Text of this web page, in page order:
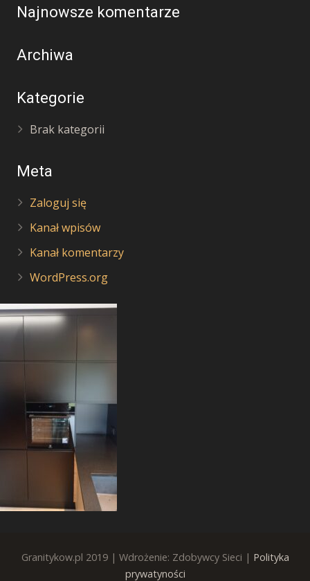
Najnowsze komentarze
Archiwa
Kategorie
Brak kategorii
Meta
Zaloguj się
Kanał wpisów
Kanał komentarzy
WordPress.org
Granitykow.pl 2019 | Wdrożenie: Zdobywcy Sieci | Polityka
prywatyności